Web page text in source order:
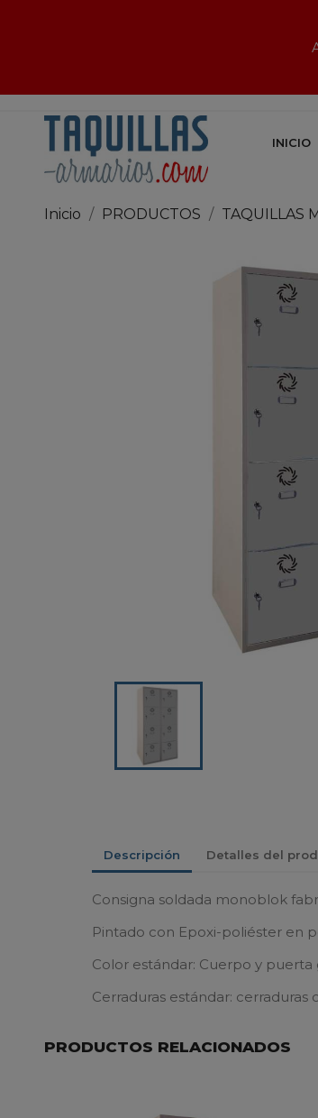
INICIO
Inicio PRODUCTOS TAQUILLAS
Descripción Detalles del
Consigna soldada monoblok
Pintado con Epoxi-poliéster en
Color estándar: Cuerpo y puerta
Cerraduras estándar:
PRODUCTOS RELACIONADOS